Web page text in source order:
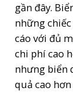
gần đây.
những
cáo với đủ
chi phí cao
nhưng biển
quả cao